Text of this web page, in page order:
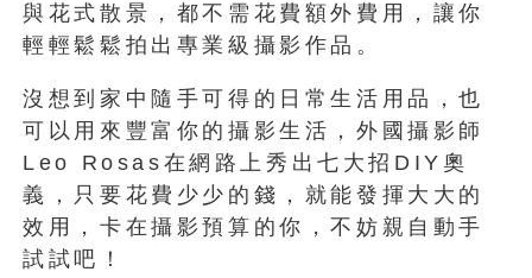
與花式散景，都不需花費額外費用，讓你
輕輕鬆鬆拍出專業級攝影作品。
沒想到家中隨手可得的日常生活用品，也
可以用來豐富你的攝影生活，外國攝影師
Leo Rosas在網路上秀出七大招DIY奧
義，只要花費少少的錢，就能發揮大大的
效用，卡在攝影預算的你，不妨親自動手
試試吧！